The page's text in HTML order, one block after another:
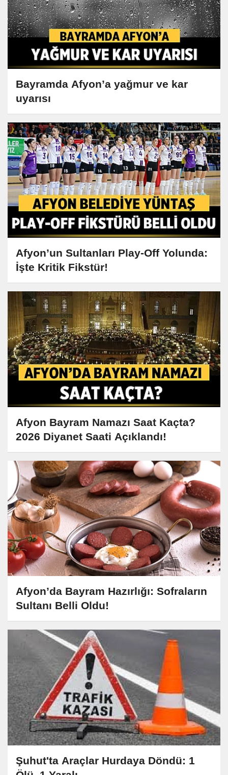
Bayramda Afyon’a yağmur ve kar
uyarısı
Afyon’un Sultanları Play-Off Yolunda:
İşte Kritik Fikstür!
Afyon Bayram Namazı Saat Kaçta?
2026 Diyanet Saati Açıklandı!
Afyon’da Bayram Hazırlığı: Sofraların
Sultanı Belli Oldu!
Şuhut'ta Araçlar Hurdaya Döndü: 1